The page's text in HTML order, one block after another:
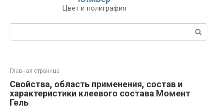
Цвет и полиграфия
Главная страница
Свойства, область применения, состав и
характеристики клеевого состава Момент
Гель